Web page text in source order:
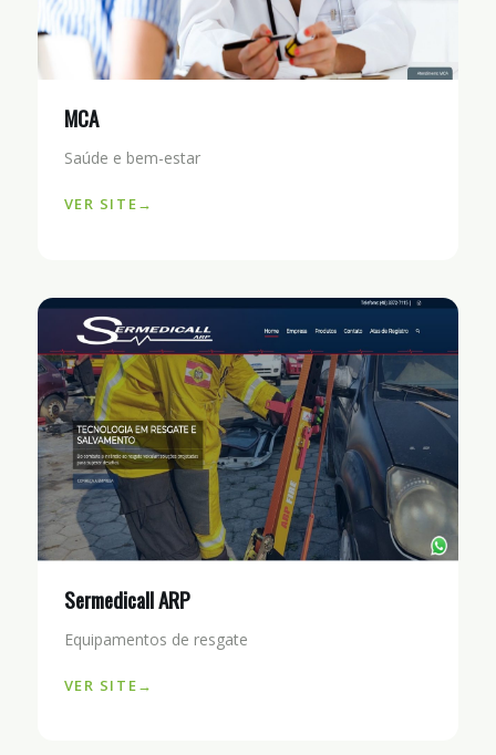
MCA
Saúde e bem-estar
VER SITE
Sermedicall ARP
Equipamentos de resgate
VER SITE